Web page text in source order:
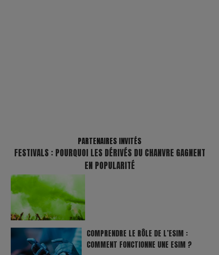
PARTENAIRES INVITÉS
FESTIVALS : POURQUOI LES DÉRIVÉS DU CHANVRE GAGNENT
EN POPULARITÉ
COMPRENDRE LE RÔLE DE L’ESIM :
COMMENT FONCTIONNE UNE ESIM ?